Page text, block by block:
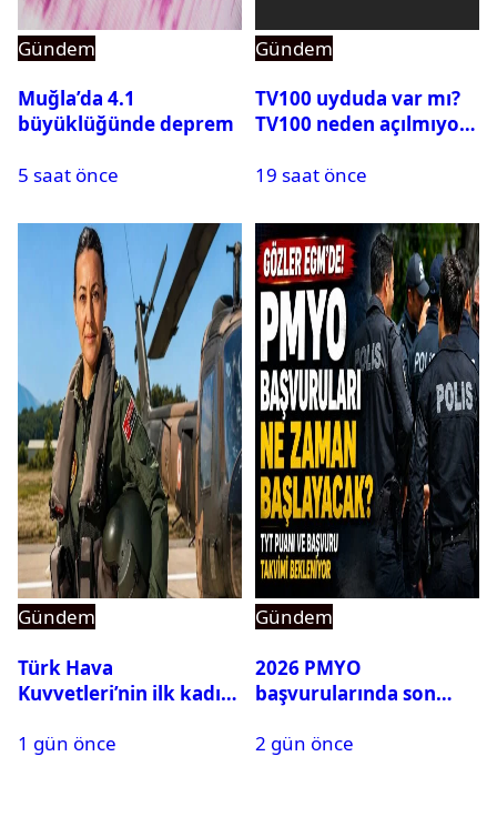
Gündem
Muğla’da 4.1
büyüklüğünde deprem
5 saat önce
Gündem
TV100 uyduda var mı?
TV100 neden açılmıyor?
19 saat önce
Gündem
Türk Hava
Kuvvetleri’nin ilk kadın
Karapınar hakkında
1 gün önce
Gündem
2026 PMYO
başvurularında son
2 gün önce